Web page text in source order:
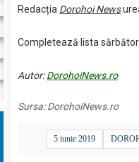
Redacția Dorohoi News
Completează lista
Autor:DorohoiNews.ro
Sursa:DorohoiNews.ro
5 iunie 2019